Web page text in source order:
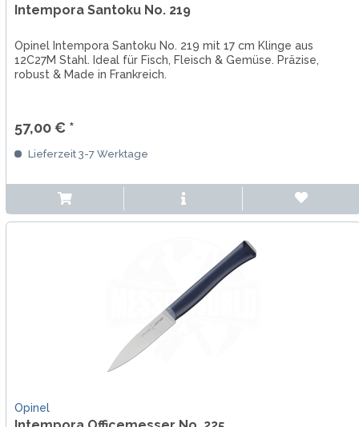
Intempora Santoku No. 219
Opinel Intempora Santoku No. 219 mit 17 cm Klinge aus
12C27M Stahl. Ideal für Fisch, Fleisch & Gemüse. Präzise,
robust & Made in Frankreich.
57,00 € *
Lieferzeit 3-7 Werktage
Opinel